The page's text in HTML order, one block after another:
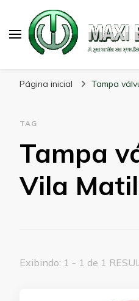
Página inicial Tampa
TAG
Tampa
Vila
Exibindo: 1 - 1 de 1